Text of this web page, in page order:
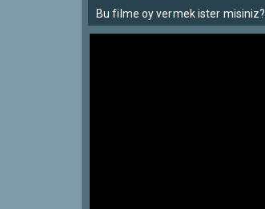
Bu filme oy vermek ister misiniz?